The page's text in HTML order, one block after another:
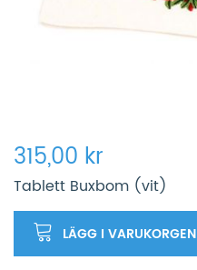
315,00 kr
Tablett Buxbom (vit)
LÄGG I VARUKORGEN